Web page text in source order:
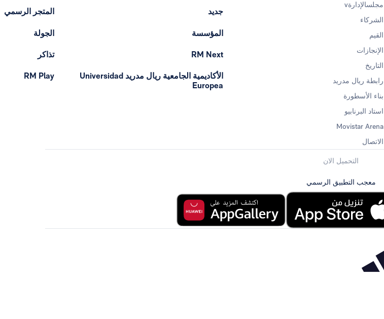
مجلسالإدارةv
الشركاء
القيم
الإنجازات
التاريخ
رابطة ريال مدريد
بناء الأسطورة
استاد البرنابيو
Movistar Arena
الاتصال
جديد
المؤسسة
RM Next
الأكاديمية الجامعية ريال مدريد Universidad
Europea
المتجر الرسمي
الجولة
تذاكر
RM Play
التحميل الان
معجب التطبيق الرسمي